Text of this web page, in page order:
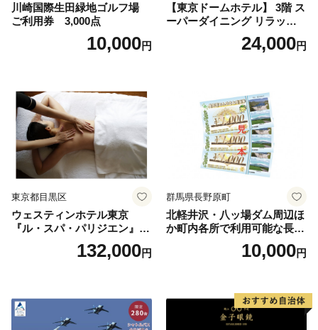
川崎国際生田緑地ゴルフ場
ご利用券 3,000点
10,000円
【東京ドームホテル】 3階 ス
ーパーダイニング リラッサ
ランチブッフェ お食事券 大
人1名様分 関東 東京 ご利用
24,000円
東京都目黒区
ウェスティンホテル東京
『ル・スパ・パリジエン』選
べるボディセラピー90分/1名
132,000円
群馬県長野原町
北軽井沢・八ッ場ダム周辺ほ
か町内各所で利用可能な長野
原町ふるさと感謝券（3,000
円分）【トラベル 観光 旅行
10,000円